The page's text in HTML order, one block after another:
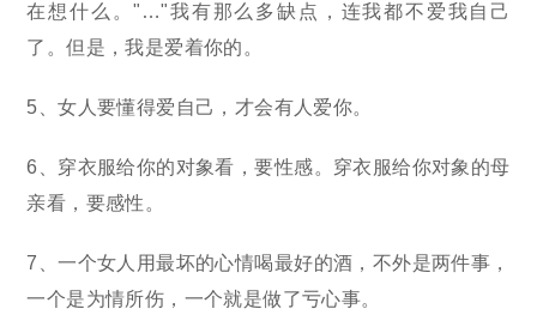
在想什么。"…"我有那么多缺点，连我都不爱我自己
了。但是，我是爱着你的。
5、女人要懂得爱自己，才会有人爱你。
6、穿衣服给你的对象看，要性感。穿衣服给你对象的母
亲看，要感性。
7、一个女人用最坏的心情喝最好的酒，不外是两件事，
一个是为情所伤，一个就是做了亏心事。